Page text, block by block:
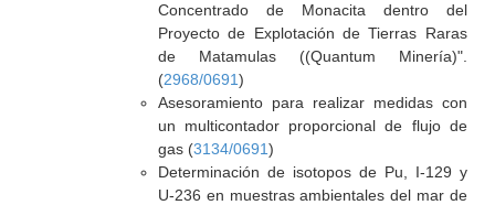
Concentrado de Monacita dentro del
Proyecto de Explotación de Tierras Raras
de Matamulas ((Quantum Minería)".
(2968/0691)
Asesoramiento para realizar medidas con
un multicontador proporcional de flujo de
gas (3134/0691)
Determinación de isotopos de Pu, I-129 y
U-236 en muestras ambientales del mar de